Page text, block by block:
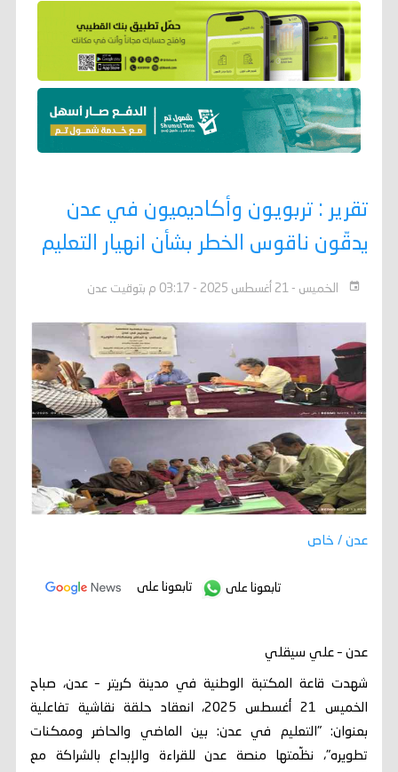
تقرير : تربويون وأكاديميون في عدن
يدقّون ناقوس الخطر بشأن انهيار التعليم
الخميس - 21 أغسطس 2025 - 03:17 م بتوقيت عدن
عدن / خاص
تابعونا على تابعونا على
عدن – علي سيقلي
شهدت قاعة المكتبة الوطنية في مدينة كريتر – عدن، صباح
الخميس 21 أغسطس 2025، انعقاد حلقة نقاشية تفاعلية
بعنوان: "التعليم في عدن: بين الماضي والحاضر وممكنات
تطويره"، نظّمتها منصة عدن للقراءة والإبداع بالشراكة مع